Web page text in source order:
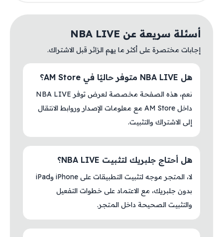
أسئلة سريعة عن NBA LIVE
إجابات مختصرة على أكثر ما يهم الزائر قبل الاشتراك.
هل NBA LIVE متوفر حاليًا في AM Store؟
نعم، هذه الصفحة مخصصة لعرض توفر NBA LIVE
داخل AM Store مع معلومات الإصدار وروابط الانتقال
إلى الاشتراك والتثبيت.
هل أحتاج جلبريك لتثبيت NBA LIVE؟
لا، المتجر موجه لتثبيت التطبيقات على iPhone وiPad
بدون جلبريك، مع الاعتماد على خطوات التفعيل
والتثبيت الصحيحة داخل المتجر.